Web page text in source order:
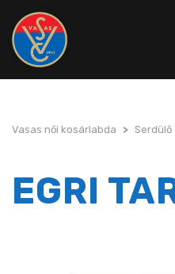
Vasas női kosárlabda > Serdülő
EGRI